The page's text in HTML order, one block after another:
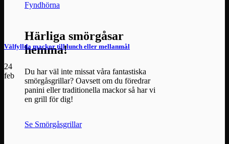
Fyndhörna
Härliga smörgåsar
hemma!
Du har väl inte missat våra fantastiska
smörgåsgrillar? Oavsett om du föredrar
panini eller traditionella mackor så har vi
en grill för dig!
Se Smörgåsgrillar
Välfyllda mackor till lunch eller mellanmål
24
feb